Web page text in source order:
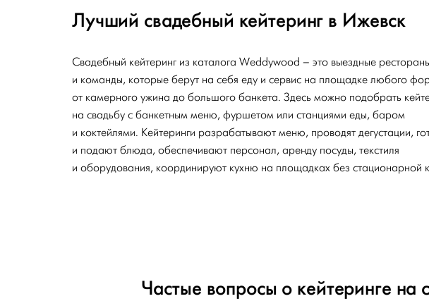
Лучший свадебный кейтеринг в Ижевск
Свадебный кейтеринг из каталога Weddywood – это выездные
и команды, которые берут на себя еду и сервис на площадке любого
от камерного ужина до большого банкета. Здесь можно подобрать
на свадьбу с банкетным меню, фуршетом или станциями еды, баром
и коктейлями. Кейтеринги разрабатывают меню, проводят дегустации,
и подают блюда, обеспечивают персонал, аренду посуды, текстиля
и оборудования, координируют кухню на площадках без стационарной
Частые вопросы о кейтеринге на